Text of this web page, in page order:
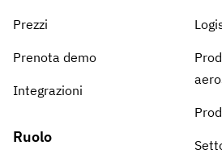
Prezzi
Prenota demo
Integrazioni
Ruolo